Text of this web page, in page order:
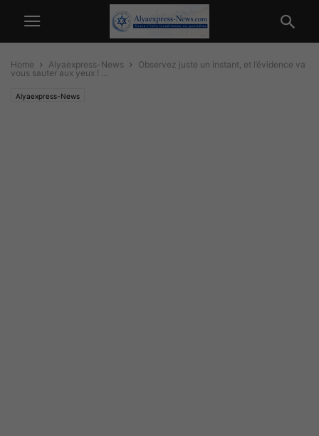
Home Alyaexpress-News
Observez juste un instant, et l’évidence va
vous sauter aux yeux ! ...
Alyaexpress-News